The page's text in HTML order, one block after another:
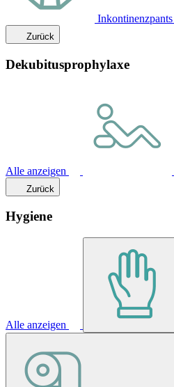
Inkontinenzpants
Zurück
Dekubitusprophylaxe
Alle anzeigen
Zurück
Hygiene
Alle anzeigen